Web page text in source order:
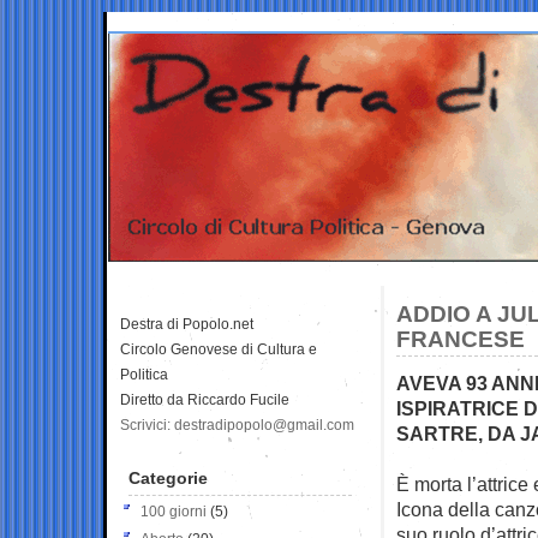
ADDIO A
FRANCESE
AVEVA 93
ISPIRATRICE
SARTRE, DA
È morta
Icona della
Destra di Popolo.net
Circolo Genovese di Cultura e
Politica
Diretto da Riccardo Fucile
Scrivici: destradipopolo@gmail.com
Categorie
100 giorni (5)